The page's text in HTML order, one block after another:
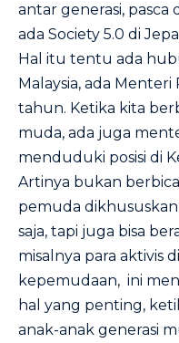
antar generasi, pasca
ada Society 5.0 di
Hal itu tentu ada
Malaysia, ada
tahun. Ketika kita
muda, ada juga
menduduki posisi di
Artinya bukan
pemuda
saja, tapi juga bisa
misalnya para aktivis
kepemudaan, ini
hal yang penting,
anak-anak generasi